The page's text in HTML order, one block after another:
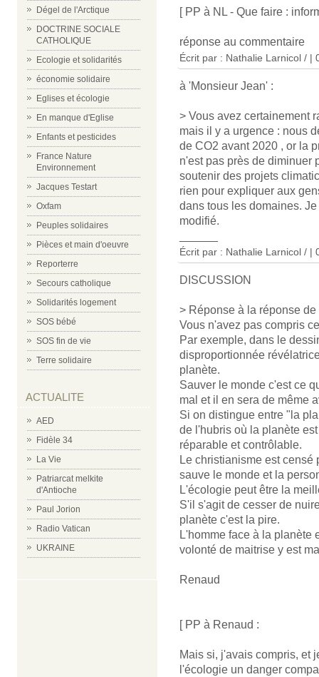
Dégel de l'Arctique
DOCTRINE SOCIALE
CATHOLIQUE
Ecologie et solidarités
économie solidaire
Eglises et écologie
En manque d'Eglise
Enfants et pesticides
France Nature
Environnement
Jacques Testart
Oxfam
Peuples solidaires
Pièces et main d'oeuvre
Reporterre
Secours catholique
Solidarités logement
SOS bébé
SOS fin de vie
Terre solidaire
ACTUALITE
AED
Fidèle 34
La Vie
Patriarcat melkite
d'Antioche
Paul Jorion
Radio Vatican
UKRAINE
[ PP à NL - Que faire :
réponse au commentaire
Écrit par : Nathalie Larnicol / |
à 'Monsieur Jean' :
> Vous avez certainement
mais il y a urgence : nous
de CO2 avant 2020 , or la
n'est pas près de diminuer
soutenir des projets
rien pour expliquer aux
dans tous les domaines.
modifié.
Écrit par : Nathalie Larnicol / |
DISCUSSION
> Réponse à la réponse
Vous n'avez pas compris
Par exemple, dans le
disproportionnée
planète.
Sauver le monde c'est ce
mal et il en sera de même
Si on distingue entre "la
de l'hubris où la planète
réparable et contrôlable.
Le christianisme est
sauve le monde et la
L'écologie peut être la
S'il s'agit de cesser de
planète c'est la pire.
L'homme face à la planète
volonté de maitrise y est
Renaud
[ PP à Renaud :
Mais si, j'avais compris, et
l'écologie un danger